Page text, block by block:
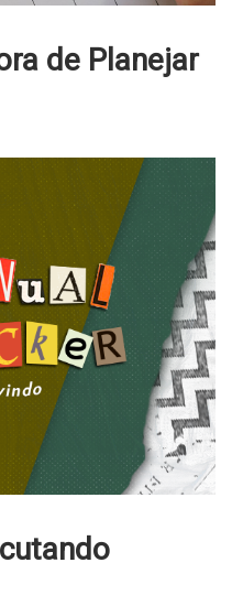
de Planejar